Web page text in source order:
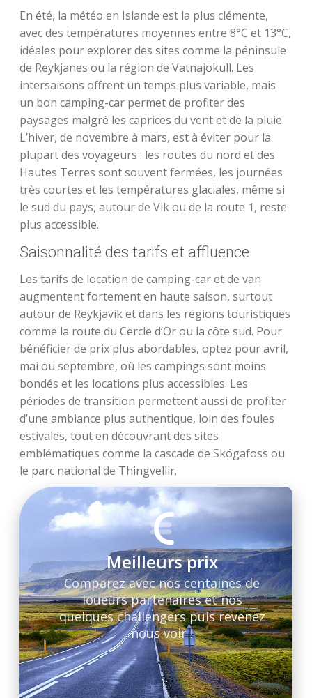
En été, la météo en Islande est la plus clémente,
avec des températures moyennes entre 8°C et 13°C,
idéales pour explorer des sites comme la péninsule
de Reykjanes ou la région de Vatnajökull. Les
intersaisons offrent un temps plus variable, mais
un bon camping-car permet de profiter des
paysages malgré les caprices du vent et de la pluie.
L’hiver, de novembre à mars, est à éviter pour la
plupart des voyageurs : les routes du nord et des
Hautes Terres sont souvent fermées, les journées
très courtes et les températures glaciales, même si
le sud du pays, autour de Vik ou de la route 1, reste
plus accessible.
Saisonnalité des tarifs et affluence
Les tarifs de location de camping-car et de van
augmentent fortement en haute saison, surtout
autour de Reykjavik et dans les régions touristiques
comme la route du Cercle d’Or ou la côte sud. Pour
bénéficier de prix plus abordables, optez pour avril,
mai ou septembre, où les campings sont moins
bondés et les locations plus accessibles. Les
périodes de transition permettent aussi de profiter
d’une ambiance plus authentique, loin des foules
estivales, tout en découvrant des sites
emblématiques comme la cascade de Skógafoss ou
le parc national de Thingvellir.
Meilleurs prix
Comparez avec nos centaines de
loueurs partenaires et nos
quelques challengers puis revenez
nous voir !